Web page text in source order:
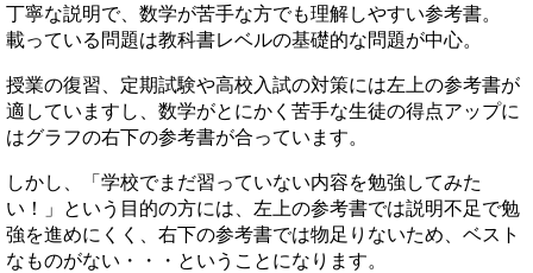
丁寧な説明で、数学が苦手な方でも理解しやすい参考書。
載っている問題は教科書レベルの基礎的な問題が中心。
授業の復習、定期試験や高校入試の対策には左上の参考書が
適していますし、数学がとにかく苦手な生徒の得点アップに
はグラフの右下の参考書が合っています。
しかし、「学校でまだ習っていない内容を勉強してみた
い！」という目的の方には、左上の参考書では説明不足で勉
強を進めにくく、右下の参考書では物足りないため、ベスト
なものがない・・・ということになります。